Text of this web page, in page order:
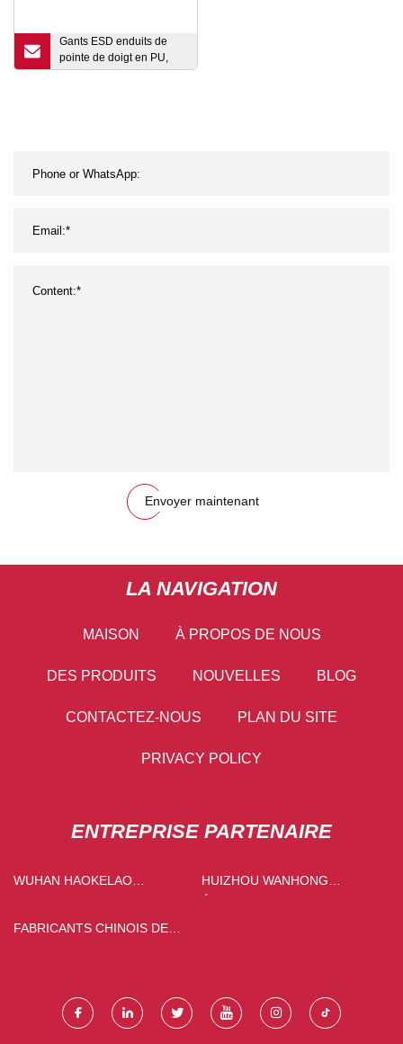
Gants ESD enduits de
pointe de doigt en PU,
assemblage antistatique
Envoyer maintenant
LA NAVIGATION
MAISON À PROPOS DE NOUS
DES PRODUITS NOUVELLES BLOG
CONTACTEZ-NOUS PLAN DU SITE
PRIVACY POLICY
ENTREPRISE PARTENAIRE
WUHAN HAOKELAO
CO., LTD.
HUIZHOU WANHONG
FABRICANTS CHINOIS DE